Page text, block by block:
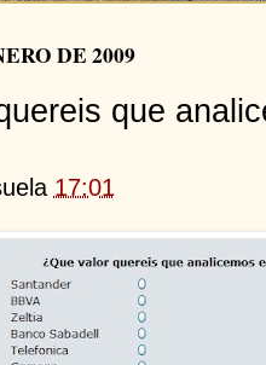
DE 2009
que
17:01